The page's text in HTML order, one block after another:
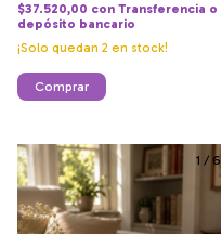
$37.520,00 con Transferencia o
depósito bancario
¡Solo quedan 2 en stock!
Comprar
1 / 6